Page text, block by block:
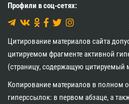
Профили в соц-сетях:
Цитирование материалов сайта
цитируемом фрагменте активной
(страницу, содержащую цитируемый
Копирование материалов в полном
гиперссылок: в первом абзаце, а